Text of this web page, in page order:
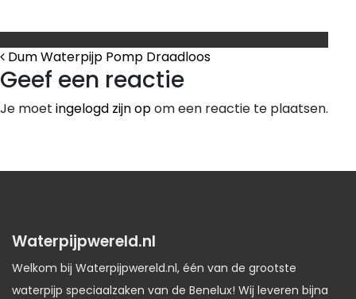
Bericht Navigatie
Dum Waterpijp Pomp Draadloos
Geef een reactie
Je moet ingelogd zijn opom een reactie te plaatsen.
Waterpijpwereld.nl
Welkom bij Waterpijpwereld.nl, één van de grootste
waterpijp speciaalzaken van de Benelux! Wij leveren bijna